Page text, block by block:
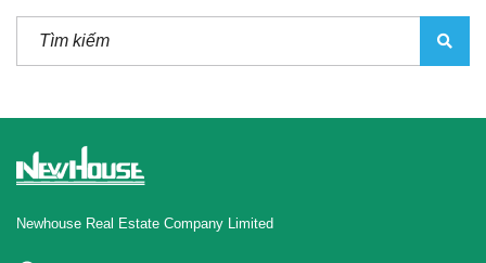
Newhouse Real Estate Company Limited